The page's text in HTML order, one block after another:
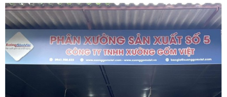
đậm XG-NR05
màu nâu bóng XG-
NR25